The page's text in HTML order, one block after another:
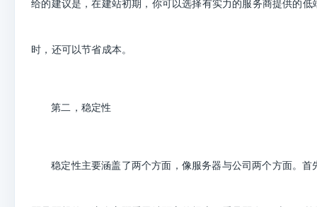
给的建议是，在建站初期，你可以选择有实力的服务商提供的低
时，还可以节省成本。
第二，稳定性
稳定性主要涵盖了两个方面，像服务器与公司两个方面。首